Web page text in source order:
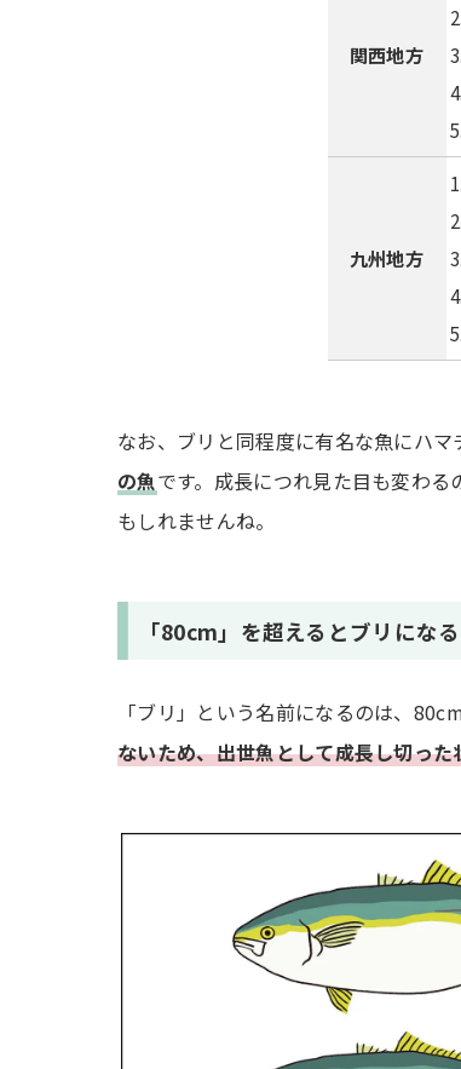
関西地方
九州地方
なお、ブリと同程度に有名な魚にハマ
の魚です。成長につれ見た目も変わ
もしれませんね。
「80cm」を超えるとブリになる
「ブリ」という名前になるのは、
ないため、出世魚として成長し切った